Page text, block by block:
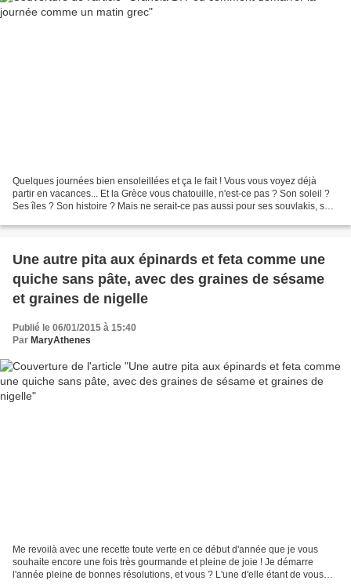
Quelques journées bien ensoleillées et ça le fait ! Vous vous voyez déjà
partir en vacances... Et la Grèce vous chatouille, n'est-ce pas ? Son soleil ?
Ses îles ? Son histoire ? Mais ne serait-ce pas aussi pour ses souvlakis, ses
Une autre pita aux épinards et feta comme une
quiche sans pâte, avec des graines de sésame
et graines de nigelle
Publié le 06/01/2015 à 15:40
Par MaryAthenes
Me revoilà avec une recette toute verte en ce début d'année que je vous
souhaite encore une fois très gourmande et pleine de joie ! Je démarre
l'année pleine de bonnes résolutions, et vous ? L'une d'elle étant de vous